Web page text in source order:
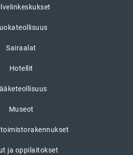
Sairaalat
Hotellit
Museot
toimistorakennukset
ja oppilaitokset